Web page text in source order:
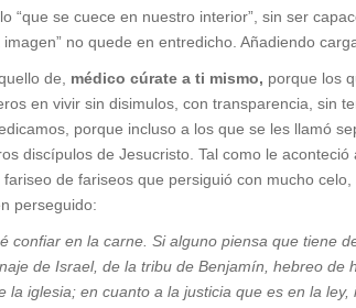
“que se cuece en nuestro interior”, sin ser
no quede en entredicho. Añadiendo
de, médico cúrate a ti mismo, porque los
en vivir sin disimulos, con transparencia, sin
porque incluso a los que se les llamó
discípulos de Jesucristo. Tal como le
fariseo de fariseos que persiguió con mucho celo,
perseguido:
confiar en la carne. Si alguno piensa que tiene
de Israel, de la tribu de Benjamín, hebreo de
la iglesia; en cuanto a la justicia que es en la ley,